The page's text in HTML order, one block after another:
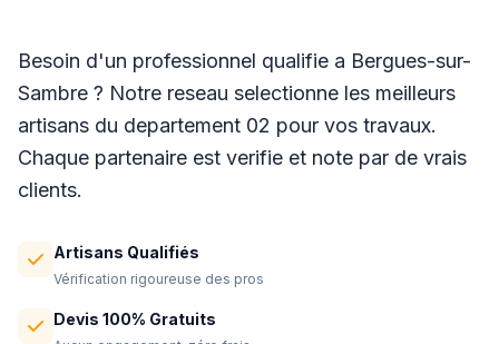
Besoin d'un professionnel qualifie a Bergues-sur-
Sambre ? Notre reseau selectionne les meilleurs
artisans du departement 02 pour vos travaux.
Chaque partenaire est verifie et note par de vrais
clients.
Artisans Qualifiés
Vérification rigoureuse des pros
Devis 100% Gratuits